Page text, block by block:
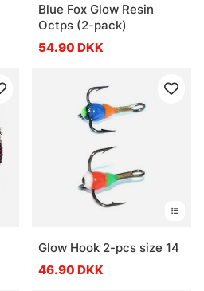
Blue Fox Glow Resin
Octps (2-pack)
54.90 DKK
Glow Hook 2-pcs size 14
46.90 DKK